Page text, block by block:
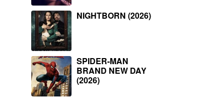
NIGHTBORN (2026)
SPIDER-MAN
BRAND NEW DAY
(2026)